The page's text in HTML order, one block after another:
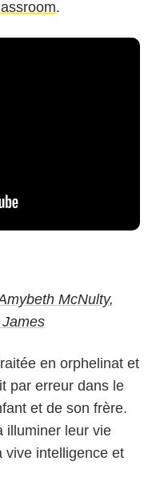
.
McNulty,
en orphelinat et
par erreur dans le
et de son frère.
illuminer leur vie
vive intelligence et